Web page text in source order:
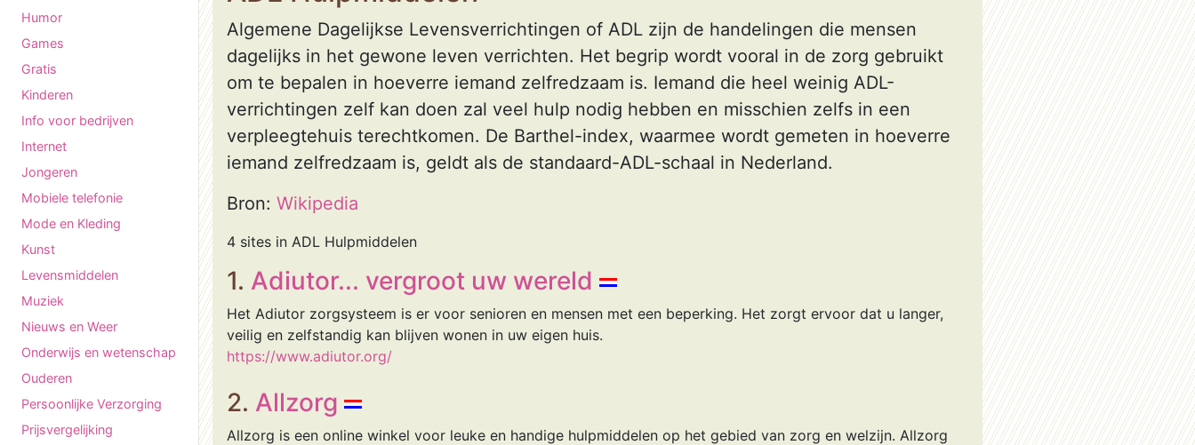
Humor
Games
Gratis
Kinderen
Info voor bedrijven
Internet
Jongeren
Mobiele telefonie
Mode en Kleding
Kunst
Levensmiddelen
Muziek
Nieuws en Weer
Onderwijs en wetenschap
Ouderen
Persoonlijke Verzorging
Prijsvergelijking
Algemene Dagelijkse Levensverrichtingen of ADL zijn de handelingen die mensen
dagelijks in het gewone leven verrichten. Het begrip wordt vooral in de zorg gebruikt
om te bepalen in hoeverre iemand zelfredzaam is. Iemand die heel weinig ADL-
verrichtingen zelf kan doen zal veel hulp nodig hebben en misschien zelfs in een
verpleegtehuis terechtkomen. De Barthel-index, waarmee wordt gemeten in hoeverre
iemand zelfredzaam is, geldt als de standaard-ADL-schaal in Nederland.
Bron: Wikipedia
4 sites in ADL Hulpmiddelen
1. Adiutor... vergroot uw wereld
Het Adiutor zorgsysteem is er voor senioren en mensen met een beperking. Het zorgt ervoor dat u langer,
veilig en zelfstandig kan blijven wonen in uw eigen huis.
https://www.adiutor.org/
2. Allzorg
Allzorg is een online winkel voor leuke en handige hulpmiddelen op het gebied van zorg en welzijn. Allzorg